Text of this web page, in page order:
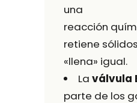
una
reacción
retiene
«llena» igual.
La válvula
parte de los